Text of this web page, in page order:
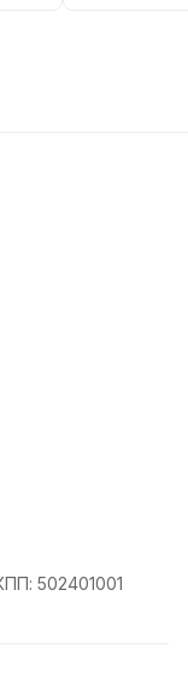
502401001